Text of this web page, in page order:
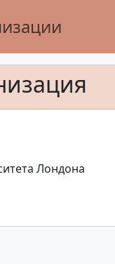
Лондона